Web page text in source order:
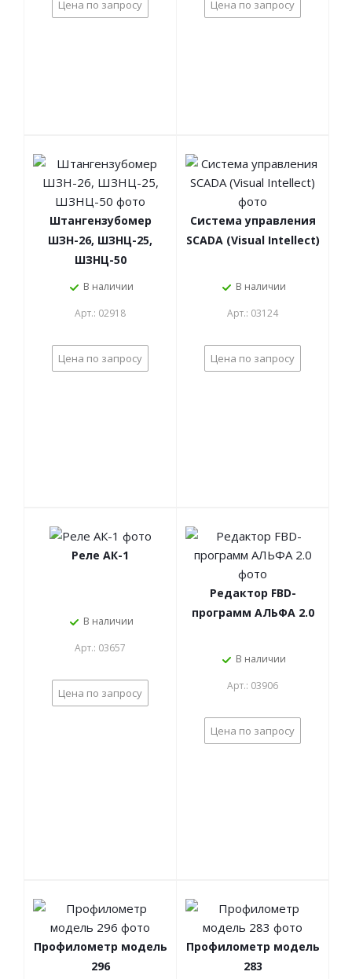
Цена по запросу Цена по запросу
Штангензубомер
ШЗН-26, ШЗНЦ-25,
ШЗНЦ-50
В наличии
Арт.: 02918
Цена по запросу
Система управления
SCADA (Visual Intellect)
В наличии
Арт.: 03124
Цена по запросу
Реле АК-1
В наличии
Арт.: 03657
Цена по запросу
Редактор FBD-
программ АЛЬФА 2.0
В наличии
Арт.: 03906
Цена по запросу
Профилометр модель
296
Профилометр модель
283